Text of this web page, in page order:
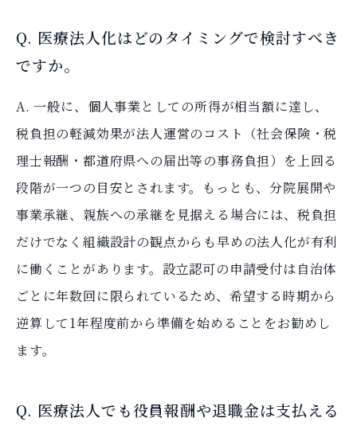
Q. 医療法人化はどのタイミングで検討すべき
ですか。
A. 一般に、個人事業としての所得が相当額に達し、
税負担の軽減効果が法人運営のコスト（社会保険・税
理士報酬・都道府県への届出等の事務負担）を上回る
段階が一つの目安とされます。もっとも、分院展開や
事業承継、親族への承継を見据える場合には、税負担
だけでなく組織設計の観点からも早めの法人化が有利
に働くことがあります。設立認可の申請受付は自治体
ごとに年数回に限られているため、希望する時期から
逆算して1年程度前から準備を始めることをお勧めし
ます。
Q. 医療法人でも役員報酬や退職金は支払える